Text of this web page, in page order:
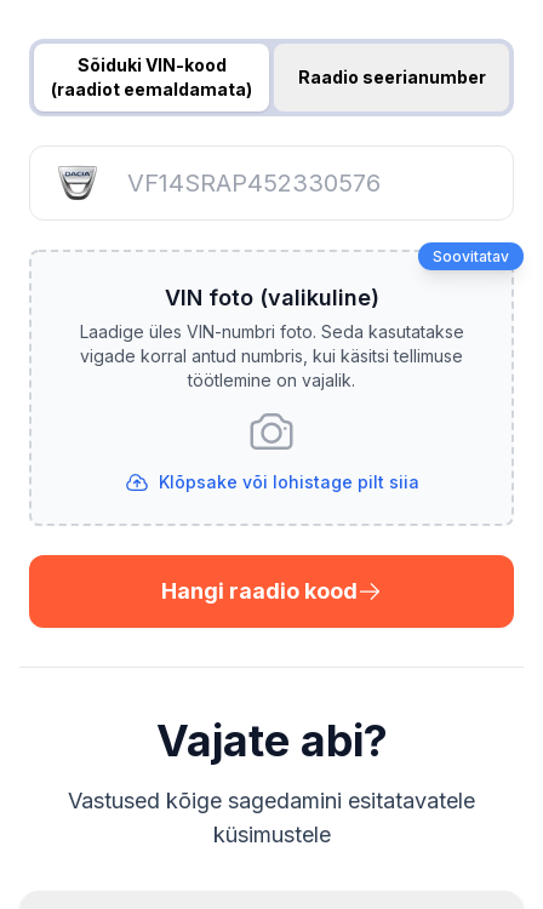
Hangi raadio kood
Sõiduki VIN-kood
(raadiot eemaldamata)
Raadio seerianumber
Soovitatav
VIN foto (valikuline)
Laadige üles VIN-numbri foto. Seda kasutatakse
vigade korral antud numbris, kui käsitsi tellimuse
töötlemine on vajalik.
Klõpsake või lohistage pilt siia
Hangi raadio kood
Vajate abi?
Vastused kõige sagedamini esitatavatele
küsimustele